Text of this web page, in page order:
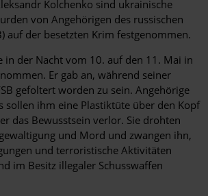
Kolchenko sind ukrainische
von Angehörigen des russischen
auf der besetzten Krim festgenommen.
in der Nacht vom 10. auf den 11. Mai in
Er gab an, während seiner
gefoltert worden zu sein. Angehörige
sollen ihm eine Plastiktüte über den Kopf
das Bewusstsein verlor. Sie drohten
und Mord und zwangen ihn,
und terroristische Aktivitäten
im Besitz illegaler Schusswaffen